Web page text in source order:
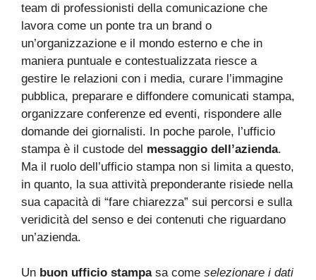
team di professionisti della comunicazione che
lavora come un ponte tra un brand o
un’organizzazione e il mondo esterno e che in
maniera puntuale e contestualizzata riesce a
gestire le relazioni con i media, curare l’immagine
pubblica, preparare e diffondere comunicati stampa,
organizzare conferenze ed eventi, rispondere alle
domande dei giornalisti. In poche parole, l’ufficio
stampa è il custode del messaggio dell’azienda.
Ma il ruolo dell’ufficio stampa non si limita a questo,
in quanto, la sua attività preponderante risiede nella
sua capacità di “fare chiarezza” sui percorsi e sulla
veridicità del senso e dei contenuti che riguardano
un’azienda.
Un buon ufficio stampasa come selezionare i dati